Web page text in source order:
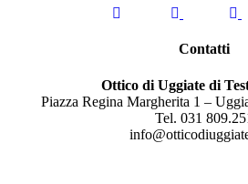
Contatti
Ottico di Uggiate di
Piazza Regina Margherita 1 –
Tel. 031